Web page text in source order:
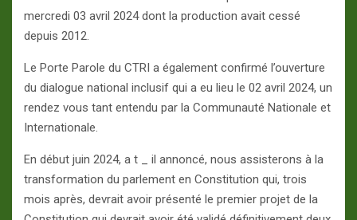
mercredi 03 avril 2024 dont la production avait cessé
depuis 2012.
Le Porte Parole du CTRI a également confirmé l’ouverture
du dialogue national inclusif qui a eu lieu le 02 avril 2024, un
rendez vous tant entendu par la Communauté Nationale et
Internationale.
En début juin 2024, a t _ il annoncé, nous assisterons à la
transformation du parlement en Constitution qui, trois
mois après, devrait avoir présenté le premier projet de la